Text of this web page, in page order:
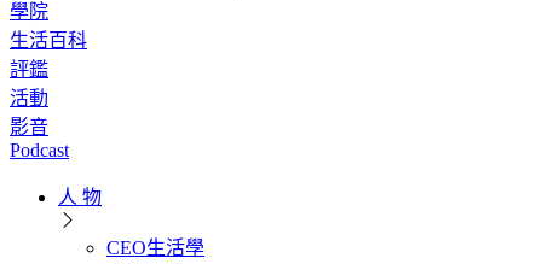
學院
生活百科
評鑑
活動
影音
Podcast
人 物
CEO生活學